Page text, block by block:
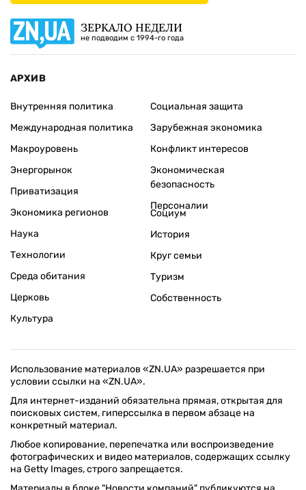
ЗЕРКАЛО НЕДЕЛИ
не подводим с 1994-го года
АРХИВ
Внутренняя политика
Международная политика
Макроуровень
Энергорынок
Приватизация
Экономика регионов
Социальная защита
Зарубежная экономика
Конфликт интересов
Экономическая
безопасность
Персоналии
Наука
Технологии
Среда обитания
Церковь
Культура
Социум
История
Круг семьи
Туризм
Собственность
Использование материалов «ZN.UA» разрешается при
условии ссылки на «ZN.UA».
Для интернет-изданий обязательна прямая, открытая для
поисковых систем, гиперссылка в первом абзаце на
конкретный материал.
Любое копирование, перепечатка или воспроизведение
фотографических и видео материалов, содержащих ссылку
на Getty Images, строго запрещается.